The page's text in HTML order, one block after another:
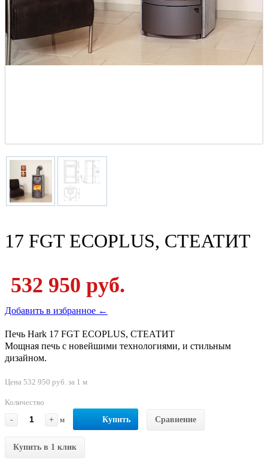
17 FGT ECOPLUS, СТЕАТИТ
532 950 руб.
Добавить в избранное ←
Печь Hark 17 FGT ECOPLUS, СТЕАТИТ
Мощная печь с новейшими технологиями, и стильным
дизайном.
Цена 532 950 руб. за 1 м
Количество
-
+ м Купить Сравнение
Купить в 1 клик